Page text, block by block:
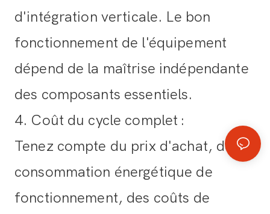
d'intégration verticale. Le bon
fonctionnement de l'équipement
dépend de la maîtrise indépendante
des composants essentiels.
4. Coût du cycle complet :
Tenez compte du prix d'achat, de la
consommation énergétique de
fonctionnement, des coûts de